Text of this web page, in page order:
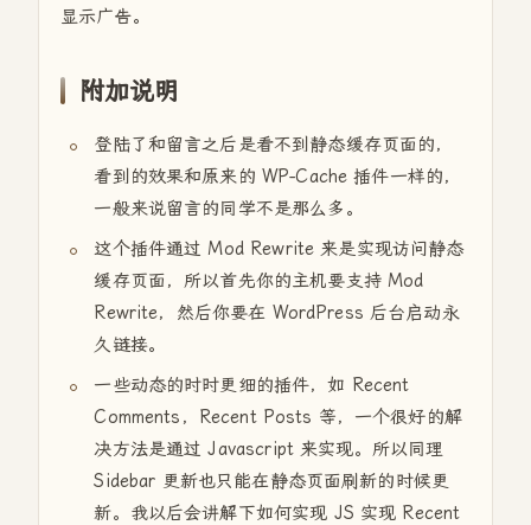
显示广告。
附加说明
登陆了和留言之后是看不到静态缓存页面的，
看到的效果和原来的 WP-Cache 插件一样的，
一般来说留言的同学不是那么多。
这个插件通过 Mod Rewrite 来是实现访问静态
缓存页面，所以首先你的主机要支持 Mod
Rewrite，然后你要在 WordPress 后台启动永
久链接。
一些动态的时时更细的插件，如 Recent
Comments，Recent Posts 等，一个很好的解
决方法是通过 Javascript 来实现。所以同理
Sidebar 更新也只能在静态页面刷新的时候更
新。我以后会讲解下如何实现 JS 实现 Recent